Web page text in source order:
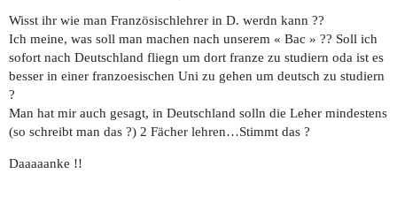
Wisst ihr wie man Französischlehrer in D. werdn kann ??
Ich meine, was soll man machen nach unserem « Bac » ?? Soll ich
sofort nach Deutschland fliegn um dort franze zu studiern oda ist es
besser in einer franzoesischen Uni zu gehen um deutsch zu studiern
?
Man hat mir auch gesagt, in Deutschland solln die Leher mindestens
(so schreibt man das ?) 2 Fächer lehren…Stimmt das ?
Daaaaanke !!